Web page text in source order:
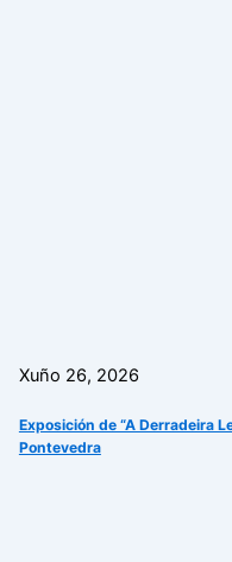
Xuño 26, 2026
Exposición de “A Derradeira
Pontevedra